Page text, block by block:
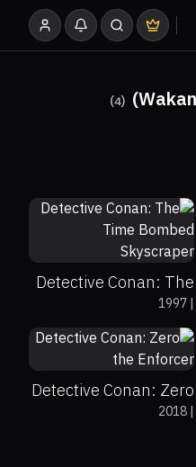
(
4
)
7.4
0%
0%
Detective Conan: The
Time Bombed
Skyscraper
|
1997
6.2
Detective Conan: Zero
the Enforcer|
2018